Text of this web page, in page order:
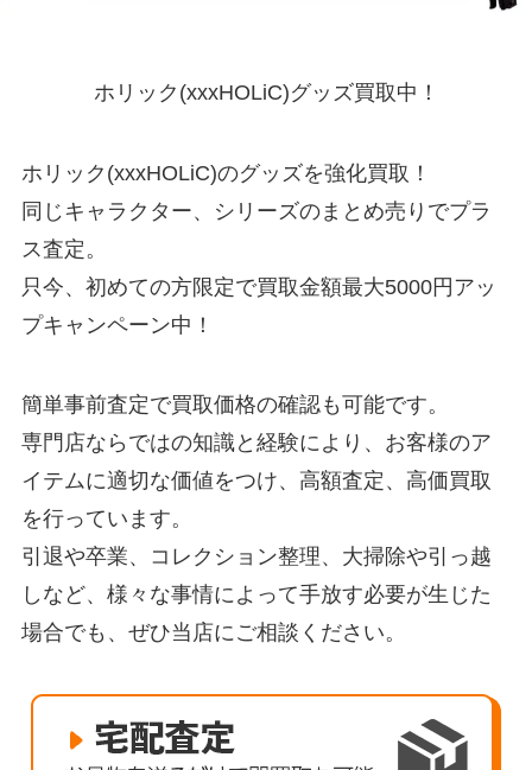
ホリック(xxxHOLiC)グッズ買取中！
ホリック(xxxHOLiC)のグッズを強化買取！
同じキャラクター、シリーズのまとめ売りでプラ
ス査定。
只今、初めての方限定で買取金額最大5000円アッ
プキャンペーン中！
簡単事前査定で買取価格の確認も可能です。
専門店ならではの知識と経験により、お客様のア
イテムに適切な価値をつけ、高額査定、高価買取
を行っています。
引退や卒業、コレクション整理、大掃除や引っ越
しなど、様々な事情によって手放す必要が生じた
場合でも、ぜひ当店にご相談ください。